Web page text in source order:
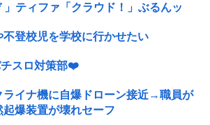
」ティファ「クラウド！」ぶるんッ
不登校児を学校に行かせたい
スロ対策部❤️
ライナ機に自爆ドローン接近→職員が
爆装置が壊れセーフ